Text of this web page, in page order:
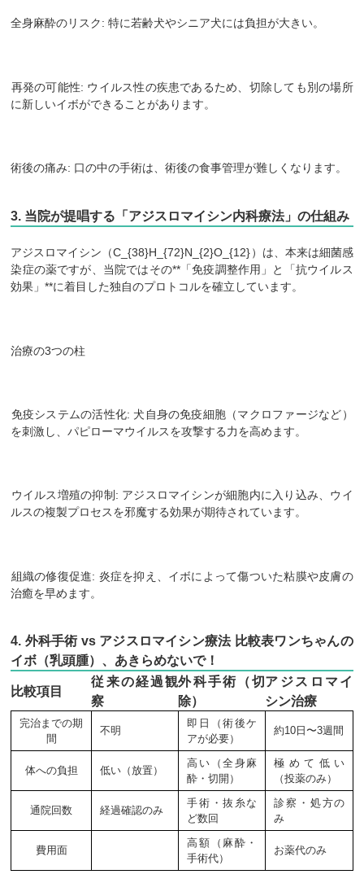
​全身麻酔のリスク: 特に若齢犬やシニア犬には負担が大きい。
​再発の可能性: ウイルス性の疾患であるため、切除しても別の場所
に新しいイボができることがあります。
​術後の痛み: 口の中の手術は、術後の食事管理が難しくなります。
​3. 当院が提唱する「アジスロマイシン内科療法」の仕組み
​アジスロマイシン（C_{38}H_{72}N_{2}O_{12}）は、本来は細菌感
染症の薬ですが、当院ではその**「免疫調整作用」と「抗ウイルス
効果」**に着目した独自のプロトコルを確立しています。
​治療の3つの柱
​免疫システムの活性化: 犬自身の免疫細胞（マクロファージなど）
を刺激し、パピローマウイルスを攻撃する力を高めます。
​ウイルス増殖の抑制: アジスロマイシンが細胞内に入り込み、ウイ
ルスの複製プロセスを邪魔する効果が期待されています。
​組織の修復促進: 炎症を抑え、イボによって傷ついた粘膜や皮膚の
治癒を早めます。
​4. 外科手術 vs アジスロマイシン療法 比較表ワンちゃんの
イボ（乳頭腫）、あきらめないで！
比較項目
従来の経過観
察
外科手術（切
除）
アジスロマイ
シン治療
完治までの期
間
不明
即日（術後ケ
アが必要）
約10日〜3週間
体への負担 低い（放置）
高い（全身麻
酔・切開）
極めて低い
（投薬のみ）
通院回数 経過確認のみ
手術・抜糸な
ど数回
診察・処方の
み
費用面
高額（麻酔・
手術代）
お薬代のみ